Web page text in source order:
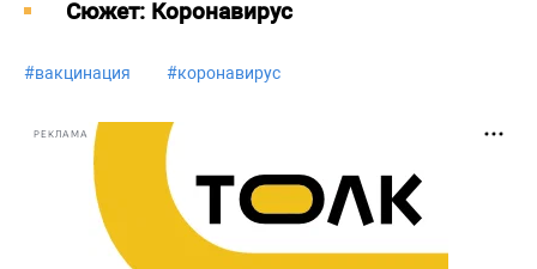
Cюжет: Коронавирус
#вакцинация #коронавирус
РЕКЛАМА